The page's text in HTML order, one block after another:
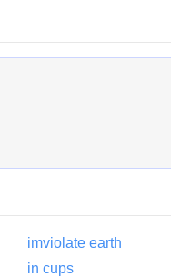
imviolate earth
in cups